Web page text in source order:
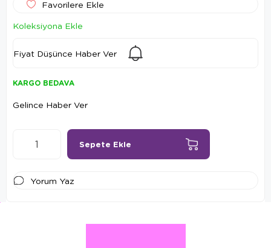
Favorilere Ekle
Koleksiyona Ekle
Fiyat Düşünce Haber Ver
KARGO BEDAVA
Gelince Haber Ver
Yorum Yaz